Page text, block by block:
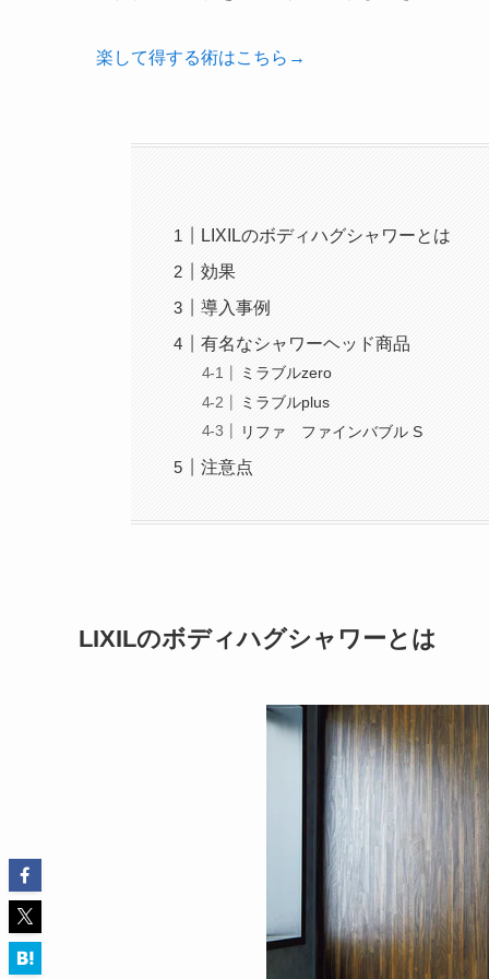
楽して得する術はこちら→
LIXILのボディハグシャワーとは
効果
導入事例
有名なシャワーヘッド商品
ミラブルzero
ミラブルplus
リファ ファインバブル S
注意点
LIXILのボディハグシャワーとは